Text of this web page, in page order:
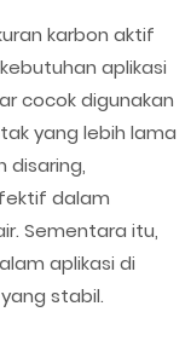
karbon aktif
aplikasi
cocok digunakan
yang lebih lama
disaring,
dalam
Sementara itu,
aplikasi di
stabil.